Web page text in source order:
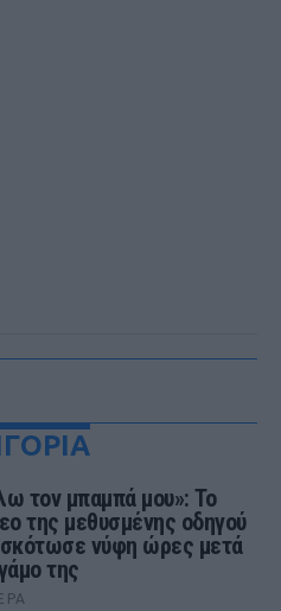
τον μπαμπά μου»: Το
της μεθυσμένης οδηγού
νύφη ώρες μετά
της